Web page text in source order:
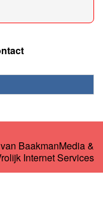
BaakmanMedia&
Internet Services